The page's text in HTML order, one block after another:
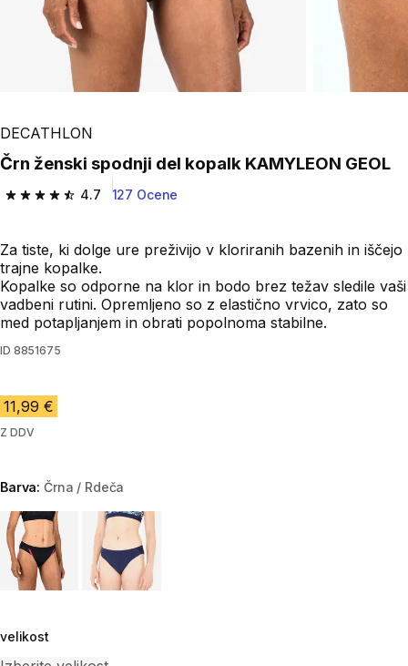
DECATHLON
Črn ženski spodnji del kopalk KAMYLEON GEOL
4.7
4.7 od 5 zvezdic from 127 ocene
127 Ocene
Za tiste, ki dolge ure preživijo v kloriranih bazenih in iščejo
trajne kopalke.
Kopalke so odporne na klor in bodo brez težav sledile vaši
vadbeni rutini. Opremljeno so z elastično vrvico, zato so
med potapljanjem in obrati popolnoma stabilne.
ID 8851675
11,99 €
Z DDV
Barva:Črna / Rdeča
Choose a variant
velikost